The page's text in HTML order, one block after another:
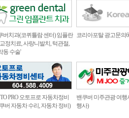
버치과(코퀴틀람 센터) 임플란
정치료, 사랑니발치, 턱관절,
동 수술'
코리아포탈 광고문의
PRO 오토프로 자동차정비
버 자동차 수리, 자동차 정비)
밴쿠버 미주관광 여행
행사)